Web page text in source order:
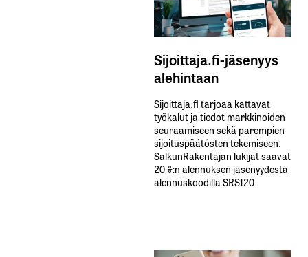
Sijoittaja.fi-jäsenyys
alehintaan
Sijoittaja.fi tarjoaa kattavat
työkalut ja tiedot markkinoiden
seuraamiseen sekä parempien
sijoituspäätösten tekemiseen.
SalkunRakentajan lukijat saavat
20 %:n alennuksen jäsenyydestä
alennuskoodilla SRSI20